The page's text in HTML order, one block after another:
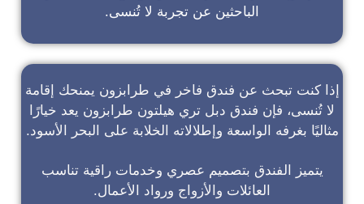
الباحثين عن تجربة لا تُنسى.
إذا كنت تبحث عن فندق فاخر في طرابزون يمنحك إقامة
لا تُنسى، فإن فندق دبل تري هيلتون طرابزون يعد خيارًا
مثاليًا بغرفه الواسعة وإطلالاته الخلابة على البحر الأسود.
يتميز الفندق بتصميم عصري وخدمات راقية تناسب
العائلات والأزواج ورواد الأعمال.